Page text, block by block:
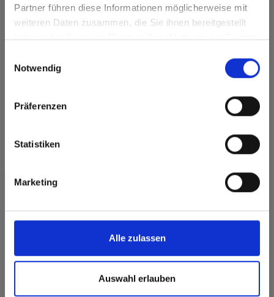
Partner führen diese Informationen möglicherweise mit
weiteren Daten zusammen, die Sie ihnen bereitgestellt
haben oder die sie im Rahmen Ihrer Nutzung der Dienste
Notwendig
Präferenzen
Statistiken
Marketing
Alle zulassen
Auswahl erlauben
sr.modal is not closeable
Are you based in the Verenigde
Staten?
rest of the world!
Max Compact Exterior